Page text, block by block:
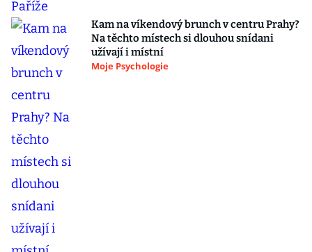
Kam na víkendový brunch v centru Prahy?
Na těchto místech si dlouhou snídani
užívají i místní
Moje Psychologie